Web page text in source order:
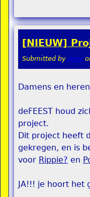
[NIEUW]
Submitted by remi
Damens en
deFEEST houd
project.
Dit project heeft
gekregen, en is
voor Rippie? en
JA!!! je hoort het